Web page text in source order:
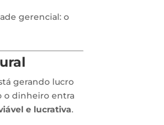
gerencial: o
gerando lucro
o dinheiro entra
e lucrativa.